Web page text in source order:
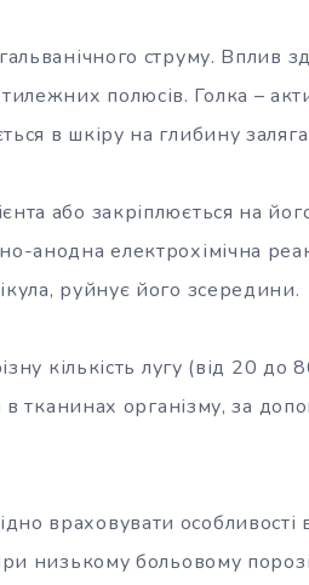
струму. Вплив
полюсів. Голка –
в шкіру на глибину
або закріплюється на
анодна електрохімічна
руйнує його зсередини.
кількість лугу (від 20
в тканинах організму, за
враховувати особливості
низькому больовому